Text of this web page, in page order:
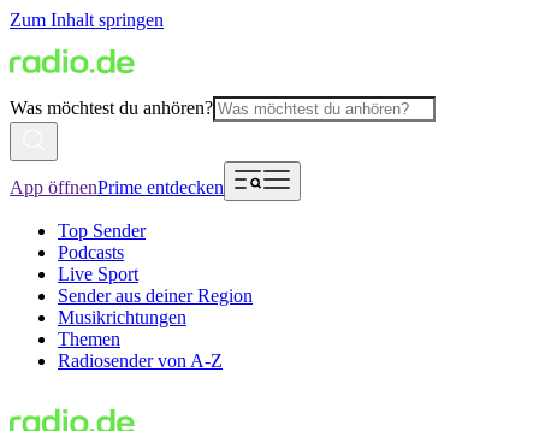
Zum Inhalt springen
Was möchtest du anhören?
App öffnenPrime entdecken
Top Sender
Podcasts
Live Sport
Sender aus deiner Region
Musikrichtungen
Themen
Radiosender von A-Z